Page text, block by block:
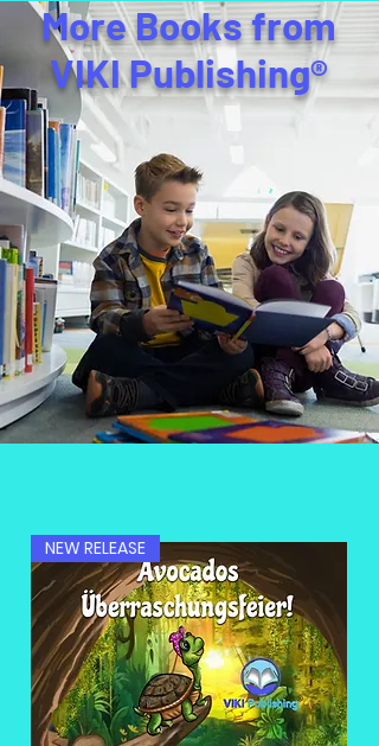
More Books from
VIKI Publishing®
NEW RELEASE